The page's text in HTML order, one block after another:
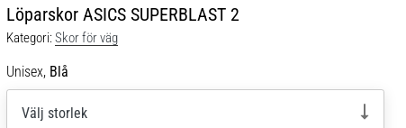
Löparskor ASICS SUPERBLAST 2
Kategori:Skor för väg
Unisex, Blå
Välj storlek